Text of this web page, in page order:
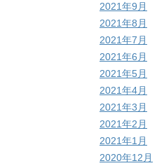
2021年9月
2021年8月
2021年7月
2021年6月
2021年5月
2021年4月
2021年3月
2021年2月
2021年1月
2020年12月